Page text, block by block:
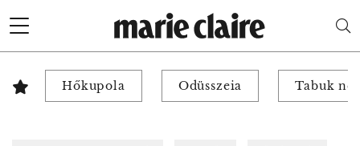
Hőkupola Odüsszeia Tabuk